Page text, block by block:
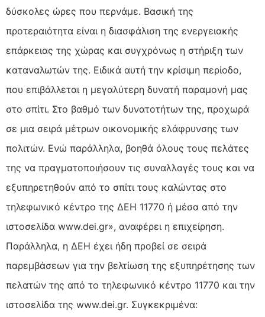
δύσκολες ώρες που περνάμε. Βασική της
προτεραιότητα είναι η διασφάλιση της ενεργειακής
επάρκειας της χώρας και συγχρόνως η στήριξη των
καταναλωτών της. Ειδικά αυτή την κρίσιμη περίοδο,
που επιβάλλεται η μεγαλύτερη δυνατή παραμονή μας
στο σπίτι. Στο βαθμό των δυνατοτήτων της, προχωρά
σε μια σειρά μέτρων οικονομικής ελάφρυνσης των
πολιτών. Ενώ παράλληλα, βοηθά όλους τους πελάτες
της να πραγματοποιήσουν τις συναλλαγές τους και να
εξυπηρετηθούν από το σπίτι τους καλώντας στο
τηλεφωνικό κέντρο της ΔΕΗ 11770 ή μέσα από την
ιστοσελίδα www.dei.gr», αναφέρει η επιχείρηση.
Παράλληλα, η ΔΕΗ έχει ήδη προβεί σε σειρά
παρεμβάσεων για την βελτίωση της εξυπηρέτησης των
πελατών της από το τηλεφωνικό κέντρο 11770 και την
ιστοσελίδα της www.dei.gr. Συγκεκριμένα: